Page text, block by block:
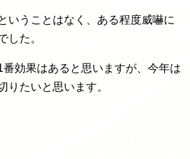
いうことはなく、ある程度威嚇に
した。
効果はあると思いますが、今年は
りたいと思います。